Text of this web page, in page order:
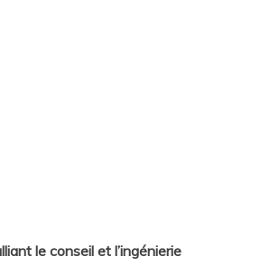
le conseil et l’ingénierie